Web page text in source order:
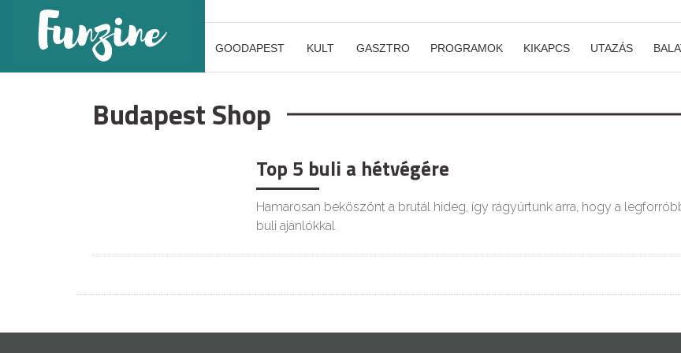
GOODAPEST KULT GASZTRO PROGRAMOK KIKAPCS UTAZÁS
Budapest Shop
Top 5 buli a hétvégére
Hamarosan beköszönt a brutál hideg, így rágyúrtunk arra, hogy a
buli ajánlókkal